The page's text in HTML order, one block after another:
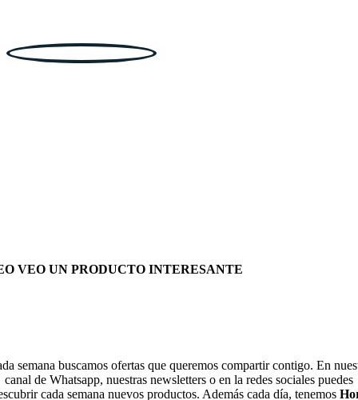
VEO UN PRODUCTO INTERESANTE
semana buscamos ofertas que queremos compartir contigo. En
canal de Whatsapp, nuestras newsletters o en la redes sociales puedes
cada semana nuevos productos. Además cada día, tenemos